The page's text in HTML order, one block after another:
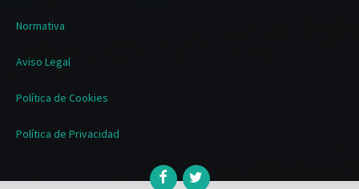
Normativa
Aviso Legal
Política de Cookies
Política de Privacidad